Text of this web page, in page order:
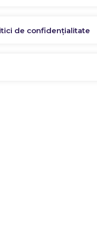
de confidențialitate